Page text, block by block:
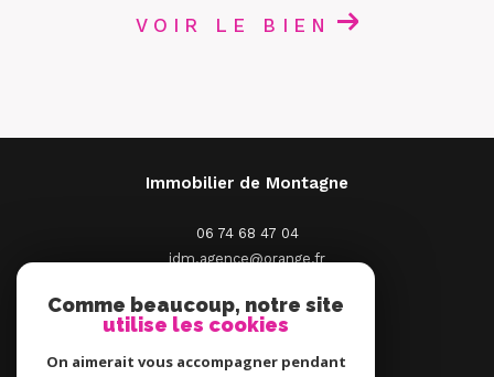
VOIR LE BIEN
Immobilier de Montagne
06 74 68 47 04
idm.agence@orange.fr
66210 Saint-Pierre-Dels-Forcats
Comme beaucoup, notre site
utilise les cookies
On aimerait vous accompagner pendant